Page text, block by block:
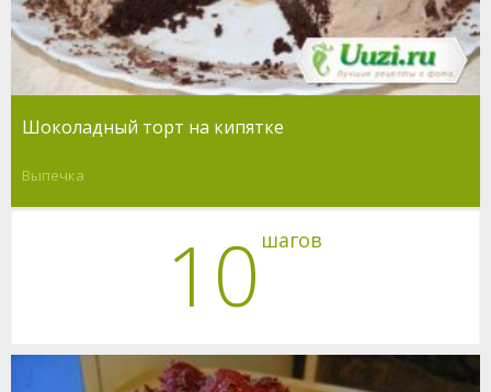
Шоколадный торт на кипятке
Выпечка
10 шагов